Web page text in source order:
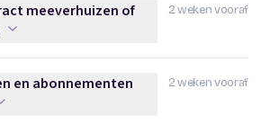
2 weken vooraf
of overstappen afvinken
meeverhuizen of
2 weken vooraf
abonnementen doorgeven afvinken
en abonnementen